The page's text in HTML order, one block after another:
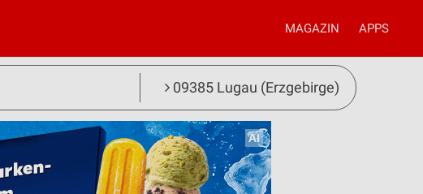
MAGAZIN APPS
09385 Lugau (Erzgebirge)